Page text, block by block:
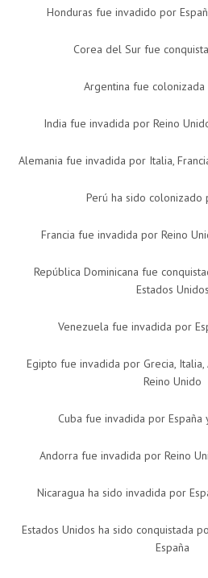
Honduras fue invadido por
Corea del Sur fue
Argentina fue colonizada
India fue invadida por Reino
Alemania fue invadida por Italia,
Perú ha sido colonizado
Francia fue invadida por Reino
República Dominicana fue
Estados Unidos
Venezuela fue invadida por
Egipto fue invadida por Grecia, Italia,
Reino Unido
Cuba fue invadida por España
Andorra fue invadida por Reino
Nicaragua ha sido invadida por
Estados Unidos ha sido conquistada
España